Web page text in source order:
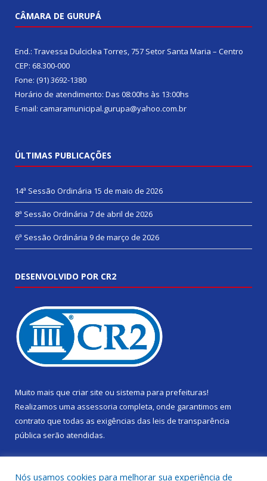
CÂMARA DE GURUPÁ
End.: Travessa Dulciclea Torres, 757 Setor Santa Maria – Centro
CEP: 68.300-000
Fone: (91) 3692-1380
Horário de atendimento: Das 08:00hs às 13:00hs
E-mail: camaramunicipal.gurupa@yahoo.com.br
ÚLTIMAS PUBLICAÇÕES
14ª Sessão Ordinária 15 de maio de 2026
8ª Sessão Ordinária 7 de abril de 2026
6ª Sessão Ordinária 9 de março de 2026
DESENVOLVIDO POR CR2
Muito mais que criar site ou sistema para prefeituras!
Realizamos uma assessoria completa, onde garantimos em
contrato que todas as exigências das leis de transparência
pública serão atendidas.
Nós usamos cookies para melhorar sua experiência de